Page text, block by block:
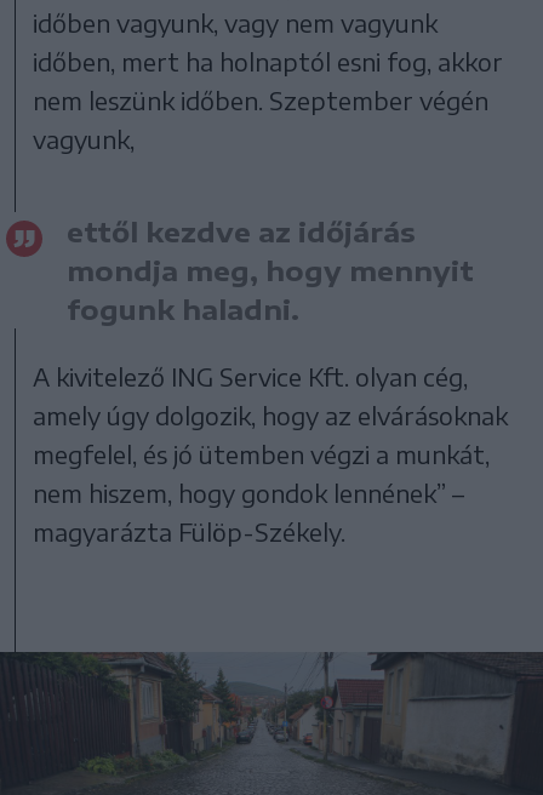
időben vagyunk, vagy nem vagyunk
időben, mert ha holnaptól esni fog, akkor
nem leszünk időben. Szeptember végén
vagyunk,
ettől kezdve az időjárás
mondja meg, hogy mennyit
fogunk haladni.
A kivitelező ING Service Kft. olyan cég,
amely úgy dolgozik, hogy az elvárásoknak
megfelel, és jó ütemben végzi a munkát,
nem hiszem, hogy gondok lennének” –
magyarázta Fülöp-Székely.